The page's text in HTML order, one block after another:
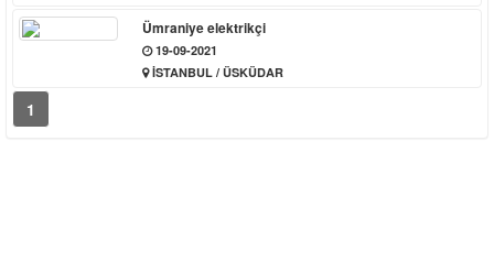
Ümraniye elektrikçi
19-09-2021
İSTANBUL / ÜSKÜDAR
1